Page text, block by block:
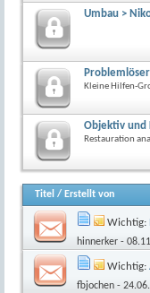
Umbau >
Problemlöser
Kleine Hilfen-
Objektiv und
Restauration
Titel / Erstellt von
Wichtig:
hinnerker -
Wichtig:
fbjochen -